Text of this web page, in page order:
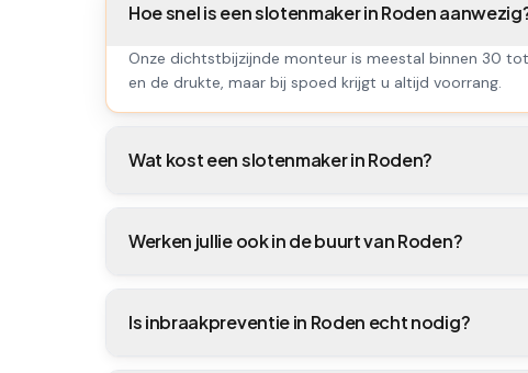
Hoe snel is een slotenmaker in Roden
Onze dichtstbijzijnde monteur is meestal binnen 30
en de drukte, maar bij spoed krijgt u altijd voorrang.
Wat kost een slotenmaker in Roden?
Werken jullie ook in de buurt van Roden?
Is inbraakpreventie in Roden echt nodig?